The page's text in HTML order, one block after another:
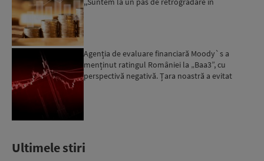
Agenția de evaluare financiară Moody`s a
menținut ratingul României la „Baa3”, cu
perspectivă negativă. Țara noastră a evitat
Ultimele stiri